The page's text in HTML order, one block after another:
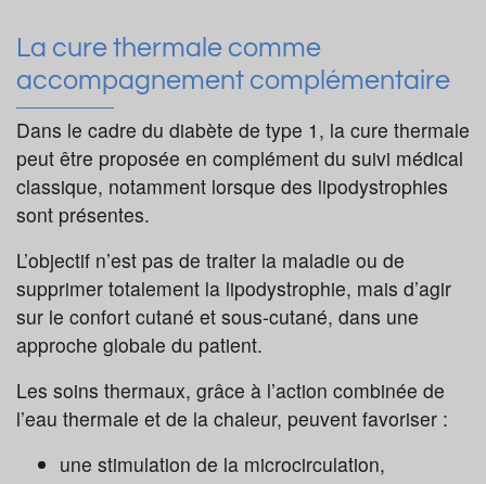
La cure thermale comme
accompagnement complémentaire
Dans le cadre du diabète de type 1, la cure thermale
peut être proposée en complément du suivi médical
classique, notamment lorsque des lipodystrophies
sont présentes.
L’objectif n’est pas de traiter la maladie ou de
supprimer totalement la lipodystrophie, mais d’agir
sur le confort cutané et sous-cutané, dans une
approche globale du patient.
Les soins thermaux, grâce à l’action combinée de
l’eau thermale et de la chaleur, peuvent favoriser :
une stimulation de la microcirculation,